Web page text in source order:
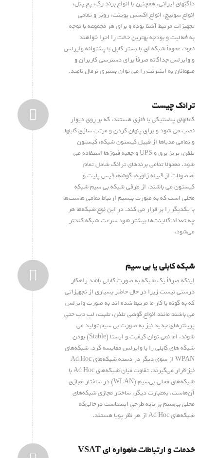
داکتهای ایرانی. همچنین با انواع برند رک، پچ پنل،
انواع سوئیچ، انواع اکسس پوینت، روتر و تمامی
تجهیزات مرتبط آشنا بوده و برای هر مجموعه با توجه
به فعالیت و بودجه بهترین حالت را اجرا خواهند
نمود. عموماً شبکه ای با بستر کابل با پشتوانه وایرلس
و وایرلس جداگانه صرفاً برای دسترسی کاربران و
میهمانان به اینترنت را می توان بستری نرمال نامید.
ترانک چیست
کانالهای پلاستیکی یا فلزی هستند، که بر روی دیوار
نصب می شود و برای پنهان کردن و مرتب سازی کابلها
و تمامی مدیاها از قبیل کیستون شبکه، کیستون
تلفن، پریز برق و UPS و جعبه فیوزها استفاده می
شود. معمولا تمامی برندهای ترانک شامل تمام
محصولات از قبیله زاویه، گوشه، فیس پلیت و
کیستون می باشند. از طرفی شبکه بی سیم شبکه
محلی است که به صورت بیسیم ارتباط تمامی هاست‌ها
با یکدیگر را بر قرار می کند. در این نوع شبکه‌ها هر
چه تعداد کلاینت‌ها بیشتر شود سرعت شبکه کندتر
می‌شود.
شبکه کابلی یا بی سیم
اینکه صرفاً یک شبکه به صورت کابلی باشد راهکار
درستی نیست زیرا در حال حاضر بسیاری از تجهیزاتی
که به گونه با کار ما مرتبط شده اند به صورت وایرلس
می باشند مانند انواع گوشی تلفن، تلبت، لپ تاپ حتی
پرینترهای جدید نیز به صورت بی سیم تولید می
شوند. اما نمی توان کیفیت و ایستا (Stable) بودن
شبکه های کابلی را با وایرلس مقایسه کرد. شبکه‌های
WPAN از سوی دیگر در دسته شبکه‌های Ad Hoc
نیز قرار می‌گیرند. تفاوت میان شبکه‌های Ad Hoc با
شبکه‌های محلی بی‌سیم (WLAN) در ساختار مجازی
آن‌هاست. به‌عبارت دیگر، ساختار مجازی شبکه‌های
محلی بی‌سیم بر پایه طرحی ایستاست درحالی‌که
شبکه‌های Ad Hoc از هر نظر پویا هستند.
خدمات و ارتباطات ماهواره ای VSAT